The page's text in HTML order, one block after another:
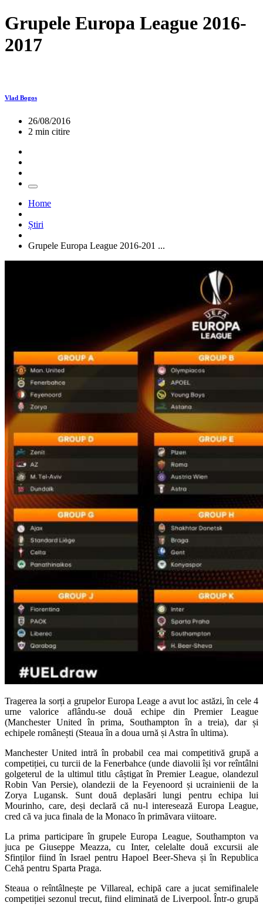
Grupele Europa League 2016-
2017
Vlad Bogos
26/08/2016
2 min citire
Home
Știri
Grupele Europa League 2016-201 ...
Tragerea la sorți a grupelor Europa Leage a avut loc astăzi, în cele 4
urne valorice aflându-se două echipe din Premier League
(Manchester United în prima, Southampton în a treia), dar și
echipele românești (Steaua în a doua urnă și Astra în ultima).
Manchester United intră în probabil cea mai competitivă grupă a
competiției, cu turcii de la Fenerbahce (unde diavolii își vor reîntâlni
golgeterul de la ultimul titlu câștigat în Premier League, olandezul
Robin Van Persie), olandezii de la Feyenoord și ucrainienii de la
Zorya Lugansk. Sunt două deplasări lungi pentru echipa lui
Mourinho, care, deși declară că nu-l interesează Europa League,
cred că va juca finala de la Monaco în primăvara viitoare.
La prima participare în grupele Europa League, Southampton va
juca pe Giuseppe Meazza, cu Inter, celelalte două excursii ale
Sfinților fiind în Israel pentru Hapoel Beer-Sheva și în Republica
Cehă pentru Sparta Praga.
Steaua o reîntâlnește pe Villareal, echipă care a jucat semifinalele
competiției sezonul trecut, fiind eliminată de Liverpool. Într-o grupă